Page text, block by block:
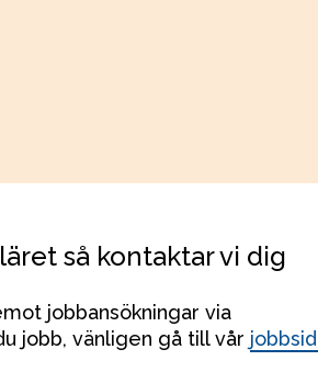
så kontaktar vi dig
jobbansökningar via
jobb, vänligen gå till vår